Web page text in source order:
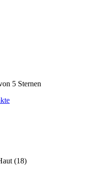
5 Sternen